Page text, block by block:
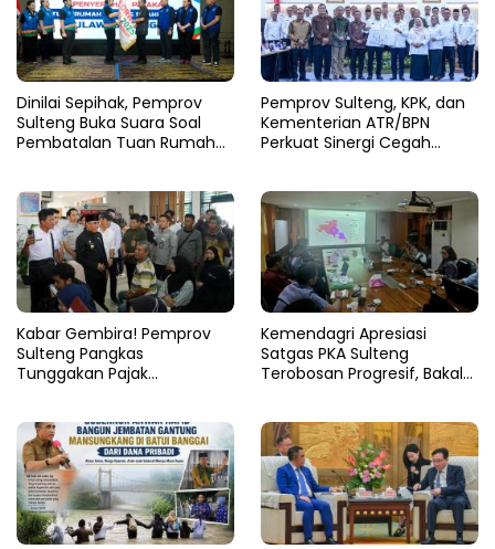
Dinilai Sepihak, Pemprov
Sulteng Buka Suara Soal
Pembatalan Tuan Rumah
Pemprov Sulteng, KPK, dan
Kementerian ATR/BPN
Perkuat Sinergi Cegah
Kabar Gembira! Pemprov
Sulteng Pangkas
Tunggakan Pajak
Kemendagri Apresiasi
Satgas PKA Sulteng
Terobosan Progresif, Bakal